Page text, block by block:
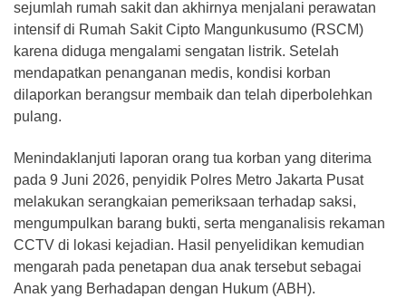
sejumlah rumah sakit dan akhirnya menjalani perawatan
intensif di Rumah Sakit Cipto Mangunkusumo (RSCM)
karena diduga mengalami sengatan listrik. Setelah
mendapatkan penanganan medis, kondisi korban
dilaporkan berangsur membaik dan telah diperbolehkan
pulang.
Menindaklanjuti laporan orang tua korban yang diterima
pada 9 Juni 2026, penyidik Polres Metro Jakarta Pusat
melakukan serangkaian pemeriksaan terhadap saksi,
mengumpulkan barang bukti, serta menganalisis rekaman
CCTV di lokasi kejadian. Hasil penyelidikan kemudian
mengarah pada penetapan dua anak tersebut sebagai
Anak yang Berhadapan dengan Hukum (ABH).